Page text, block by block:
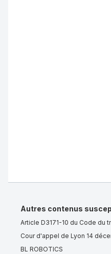
Autres contenus
Article D3171-10 du Code du
Cour d'appel de Lyon 14
BL ROBOTICS